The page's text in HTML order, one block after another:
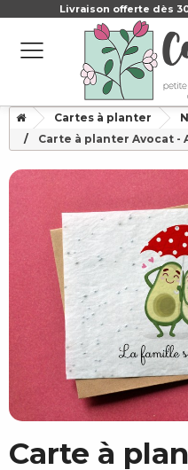
Livraison offerte dès
Cartes à planter
Carte à planter Avocat -
Carte à